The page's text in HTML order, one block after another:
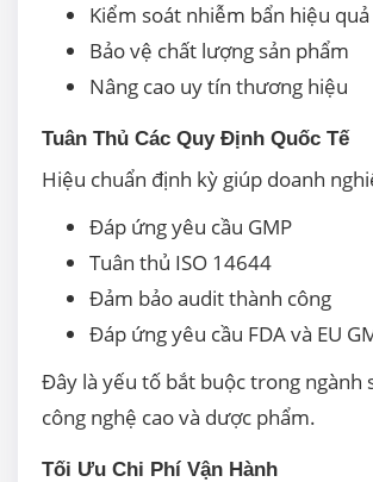
Kiểm soát nhiễm bẩn hiệu quả
Bảo vệ chất lượng sản phẩm
Nâng cao uy tín thương hiệu
Tuân Thủ Các Quy Định Quốc Tế
Hiệu chuẩn định kỳ giúp doanh
Đáp ứng yêu cầu GMP
Tuân thủ ISO 14644
Đảm bảo audit thành công
Đáp ứng yêu cầu FDA và EU
Đây là yếu tố bắt buộc trong ngành
công nghệ cao và dược phẩm.
Tối Ưu Chi Phí Vận Hành